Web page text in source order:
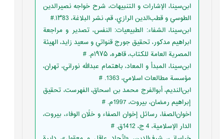
ابن‌سينا، الإشارات و التنبيهات، شرح خواجه نصيرالدين
الطوسي و قطب‌الدين الرازي، قم، نشر البلاغة، ۱۳83.#
ابن‌سينا، الشفاء: الطبيعيات: النفس، تصدير و مراجعة
ابراهيم مدكور، تحقيق جورج قنواتي و سعيد زايد، الهيئة
المصرية العامة للكتاب، قاهره، ۱۹۷۵م. #
ابن‌سينا، المبدأ و المعاد، باهتمام عبدالله نوراني، تهران،
مؤسسة مطالعات اسلامي، 1363. #
ابن‌النديم، أبوالفرج محمد بن اسحاق، الفهرست، تحقيق
إبراهيم رمضان، بيروت، 1997م. #
اخوان‌الصفا، رسائل إخوان الصفاء و خلّان الوفاء، بيروت،
الدار الإسلامية، 4 ج، 1412ق. #